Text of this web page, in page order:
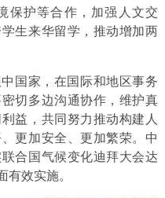
保护等合作，加强人文交
生来华留学，推动增加两
国家，在国际和地区事务
切多边沟通协作，维护真
益，共同努力推动构建人
更加安全、更加繁荣。中
合国气候变化迪拜大会达
有效实施。